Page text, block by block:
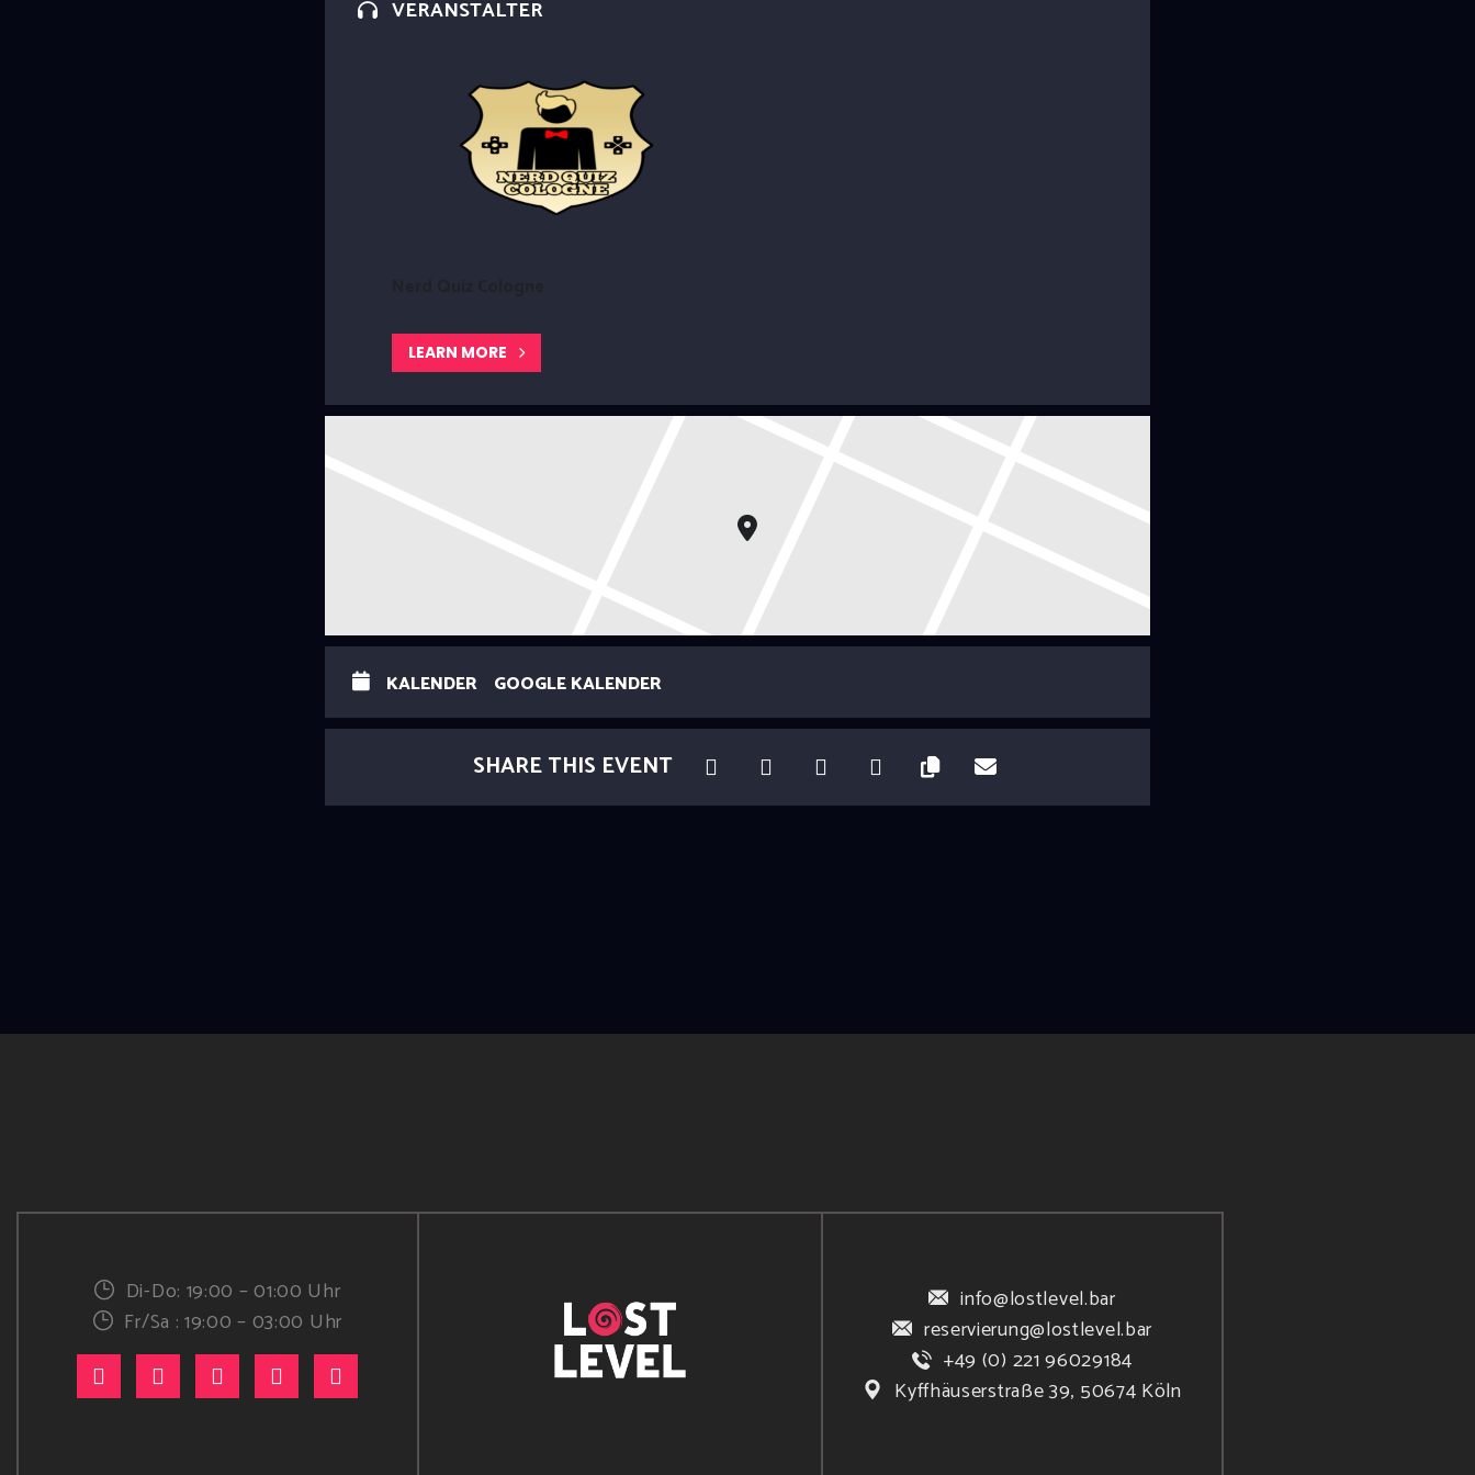
VERANSTALTER
LEARN MORE
KALENDER GOOGLE KALENDER
SHARE THIS EVENT
Di-Do: 19:00 – 01:00 Uhr
Fr/Sa : 19:00 – 03:00 Uhr
info@lostlevel.bar
reservierung@lostlevel.bar
+49 (0) 221 96029184
Kyffhäuserstraße 39, 50674 Köln